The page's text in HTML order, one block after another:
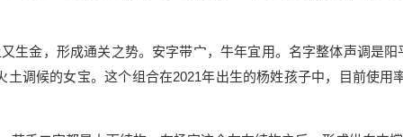
生金，形成通关之势。安字带宀，牛年宜用。名字整体声调是阳
调候的女宝。这个组合在2021年出生的杨姓孩子中，目前使用